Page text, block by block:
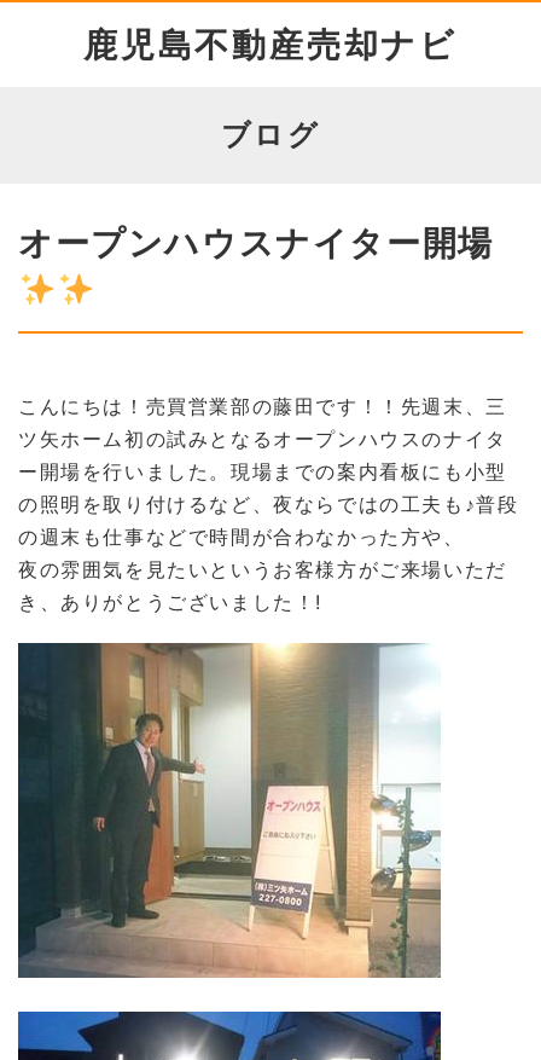
鹿児島不動産売却ナビ
ブログ
オープンハウスナイター開場
こんにちは！売買営業部の藤田です！！ 先週末、三
ツ矢ホーム初の試みとなるオープンハウスのナイタ
ー開場を行いました。 現場までの案内看板にも小型
の照明を取り付けるなど、夜ならではの工夫も♪普段
の週末も仕事などで時間が合わなかった方や、
夜の雰囲気を見たいというお客様方がご来場いただ
き、ありがとうございました！!